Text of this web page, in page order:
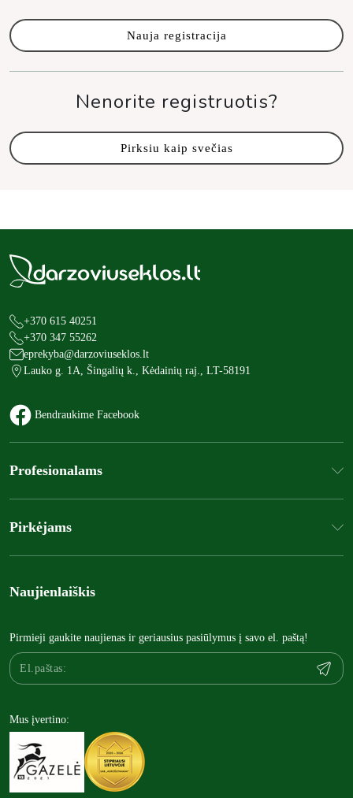
Nauja registracija
Nenorite registruotis?
Pirksiu kaip svečias
+370 615 40251
+370 347 55262
eprekyba@darzoviuseklos.lt
Lauko g. 1A, Šingalių k., Kėdainių raj., LT-58191
Bendraukime Facebook
Profesionalams
Pirkėjams
Naujienlaiškis
Pirmieji gaukite naujienas ir geriausius pasiūlymus į savo el. paštą!
Mus įvertino: